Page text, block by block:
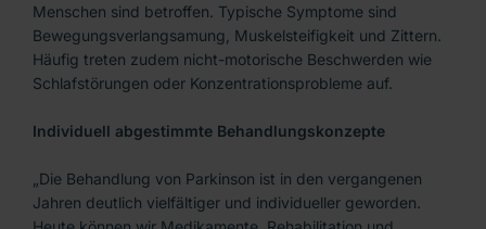
Menschen sind betroffen. Typische Symptome sind
Bewegungsverlangsamung, Muskelsteifigkeit und Zittern.
Häufig treten zudem nicht-motorische Beschwerden wie
Schlafstörungen oder Konzentrationsprobleme auf.
Individuell abgestimmte Behandlungskonzepte
„Die Behandlung von Parkinson ist in den vergangenen
Jahren deutlich vielfältiger und individueller geworden.